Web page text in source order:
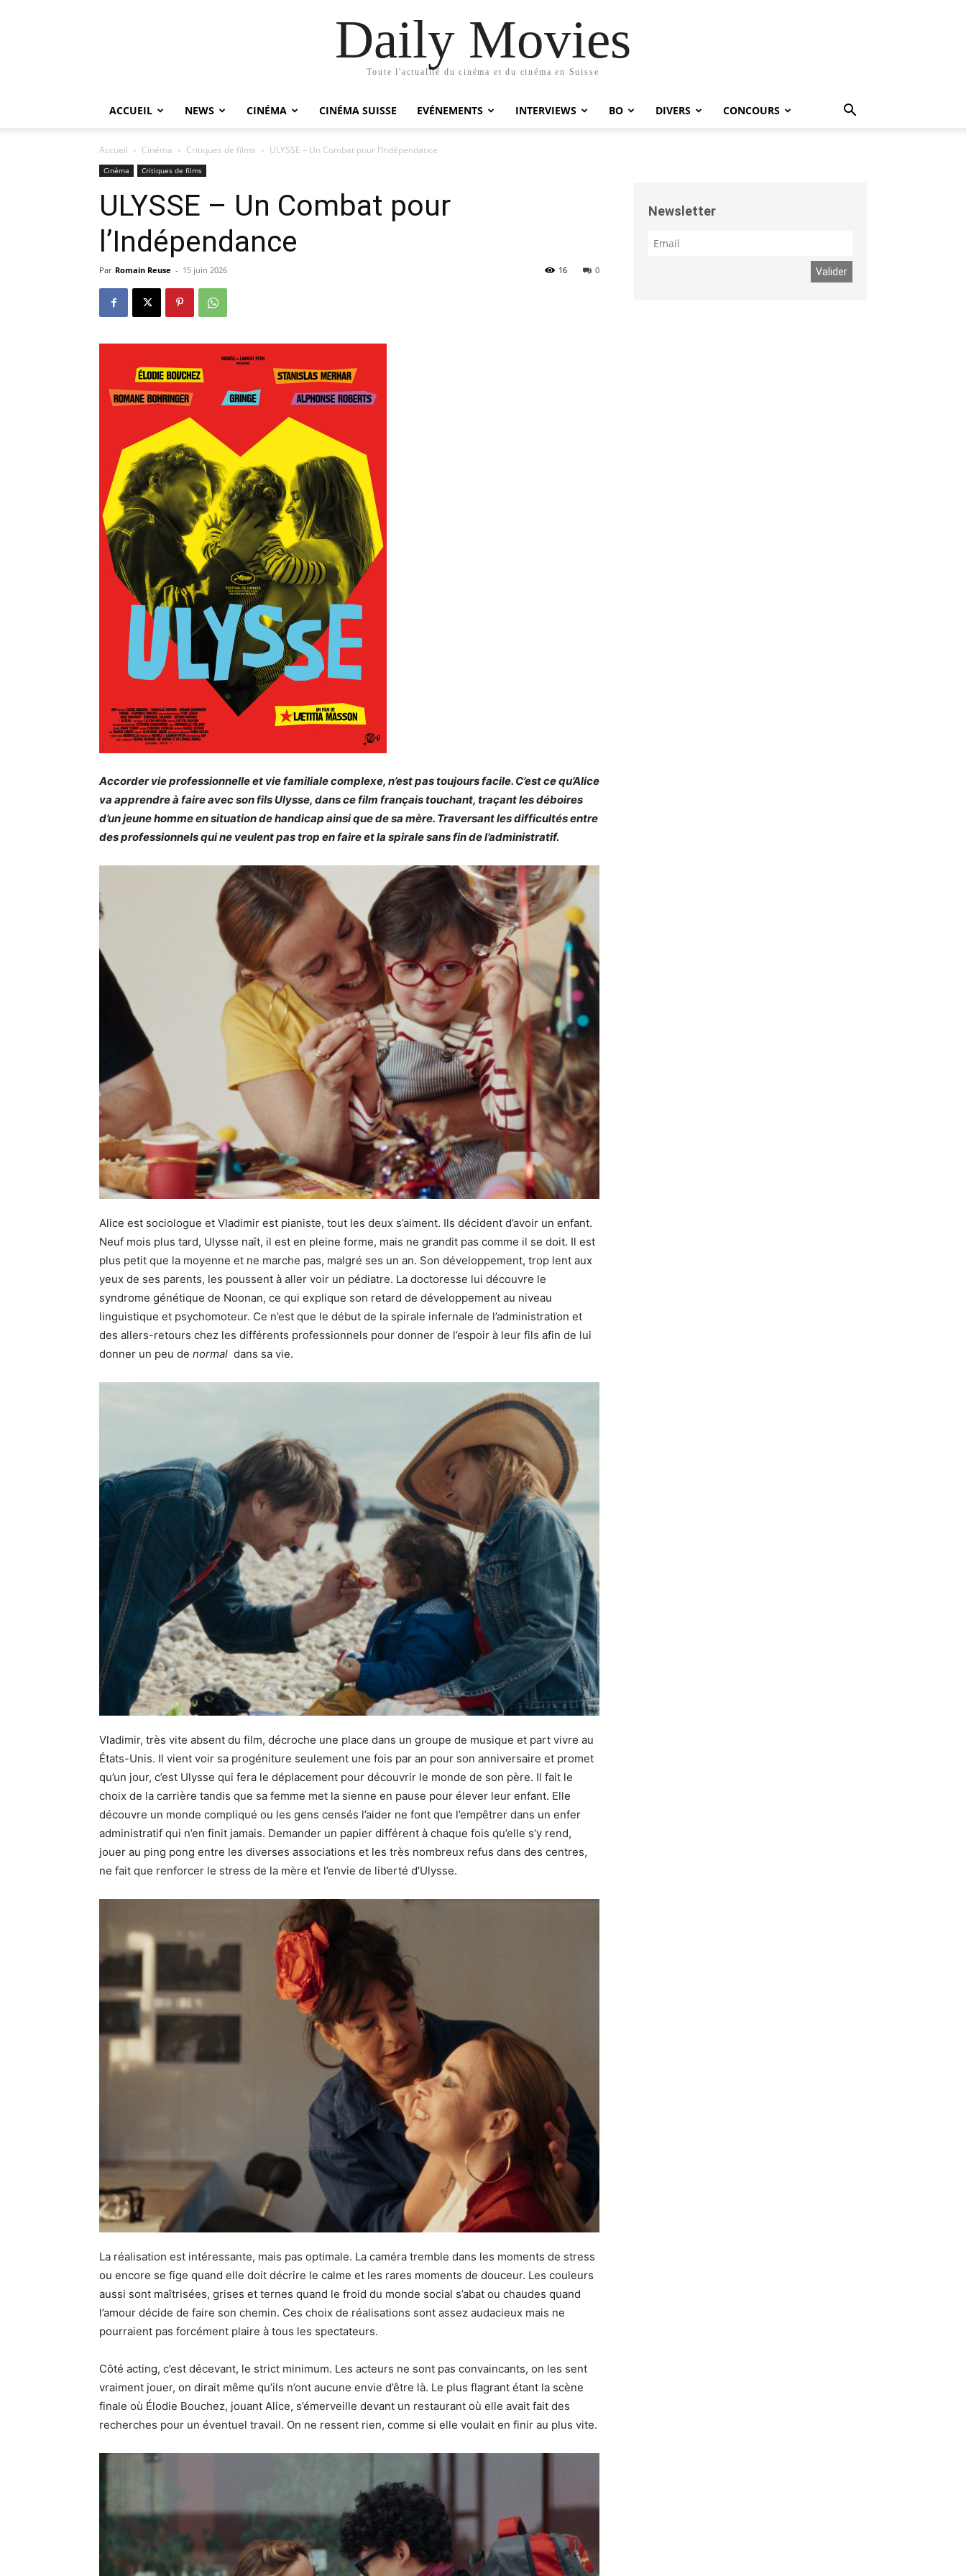
Daily Movies
Toute l'actualité du cinéma et du cinéma en Suisse
ACCUEIL NEWS CINÉMA CINÉMA SUISSE EVÉNEMENTS INTERVIEWS BO DIVERS CONCOURS
Accueil Cinéma Critiques de films ULYSSE – Un Combat pour l’Indépendance
Cinéma Critiques de films
ULYSSE – Un Combat pour
l’Indépendance
Par Romain Reuse - 15 juin 2026 0
16
Accorder vie professionnelle et vie familiale complexe, n’est pas toujours facile. C’est ce qu’Alice
va apprendre à faire avec son fils Ulysse, dans ce film français touchant, traçant les déboires
d’un jeune homme en situation de handicap ainsi que de sa mère. Traversant les difficultés entre
des professionnels qui ne veulent pas trop en faire et la spirale sans fin de l’administratif.
Alice est sociologue et Vladimir est pianiste, tout les deux s’aiment. Ils décident d’avoir un enfant.
Neuf mois plus tard, Ulysse naît, il est en pleine forme, mais ne grandit pas comme il se doit. Il est
plus petit que la moyenne et ne marche pas, malgré ses un an. Son développement, trop lent aux
yeux de ses parents, les poussent à aller voir un pédiatre. La doctoresse lui découvre le
syndrome génétique de Noonan, ce qui explique son retard de développement au niveau
linguistique et psychomoteur. Ce n’est que le début de la spirale infernale de l’administration et
des allers-retours chez les différents professionnels pour donner de l’espoir à leur fils afin de lui
donner un peu de normal dans sa vie.
Vladimir, très vite absent du film, décroche une place dans un groupe de musique et part vivre au
États-Unis. Il vient voir sa progéniture seulement une fois par an pour son anniversaire et promet
qu’un jour, c’est Ulysse qui fera le déplacement pour découvrir le monde de son père. Il fait le
choix de la carrière tandis que sa femme met la sienne en pause pour élever leur enfant. Elle
découvre un monde compliqué ou les gens censés l’aider ne font que l’empêtrer dans un enfer
administratif qui n’en finit jamais. Demander un papier différent à chaque fois qu’elle s’y rend,
jouer au ping pong entre les diverses associations et les très nombreux refus dans des centres,
ne fait que renforcer le stress de la mère et l’envie de liberté d’Ulysse.
La réalisation est intéressante, mais pas optimale. La caméra tremble dans les moments de stress
ou encore se fige quand elle doit décrire le calme et les rares moments de douceur. Les couleurs
aussi sont maîtrisées, grises et ternes quand le froid du monde social s’abat ou chaudes quand
l’amour décide de faire son chemin. Ces choix de réalisations sont assez audacieux mais ne
pourraient pas forcément plaire à tous les spectateurs.
Côté acting, c’est décevant, le strict minimum. Les acteurs ne sont pas convaincants, on les sent
vraiment jouer, on dirait même qu’ils n’ont aucune envie d’être là. Le plus flagrant étant la scène
finale où Élodie Bouchez, jouant Alice, s’émerveille devant un restaurant où elle avait fait des
recherches pour un éventuel travail. On ne ressent rien, comme si elle voulait en finir au plus vite.
Newsletter